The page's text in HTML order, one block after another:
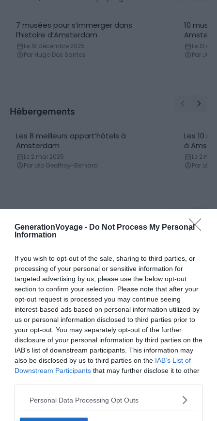
GenerationVoyage - Do Not Process My Personal
Information
If you wish to opt-out of the sale, sharing to third parties, or
processing of your personal or sensitive information for
targeted advertising by us, please use the below opt-out
section to confirm your selection. Please note that after your
opt-out request is processed you may continue seeing
interest-based ads based on personal information utilized by
us or personal information disclosed to third parties prior to
your opt-out. You may separately opt-out of the further
disclosure of your personal information by third parties on the
IAB’s list of downstream participants. This information may
also be disclosed by us to third parties on the IAB’s List of
Downstream Participants that may further disclose it to other
Personal Data Processing Opt Outs
7 musées pour s’immerger dans
l’histoire d’Amsterdam
Le 19 décembre 2025
Par Hugo Dos Santos
10
Le 13
Par
Hébergements
Appart hôtel
Les 8 meilleurs appart’hôtels à
Amsterdam
Le 2 mai 2025
Par Léo Geoffroy-Bernard
Les 10
à
Le 2
Par Léa
Conseils logement
Amsterdam | Nos conseils et adresses
Le 3 juin 2026
Par Florent Delbos
Nos
Locations de vacances
Les 7 meilleurs Airbnb de luxe à
Amsterdam
Les 6